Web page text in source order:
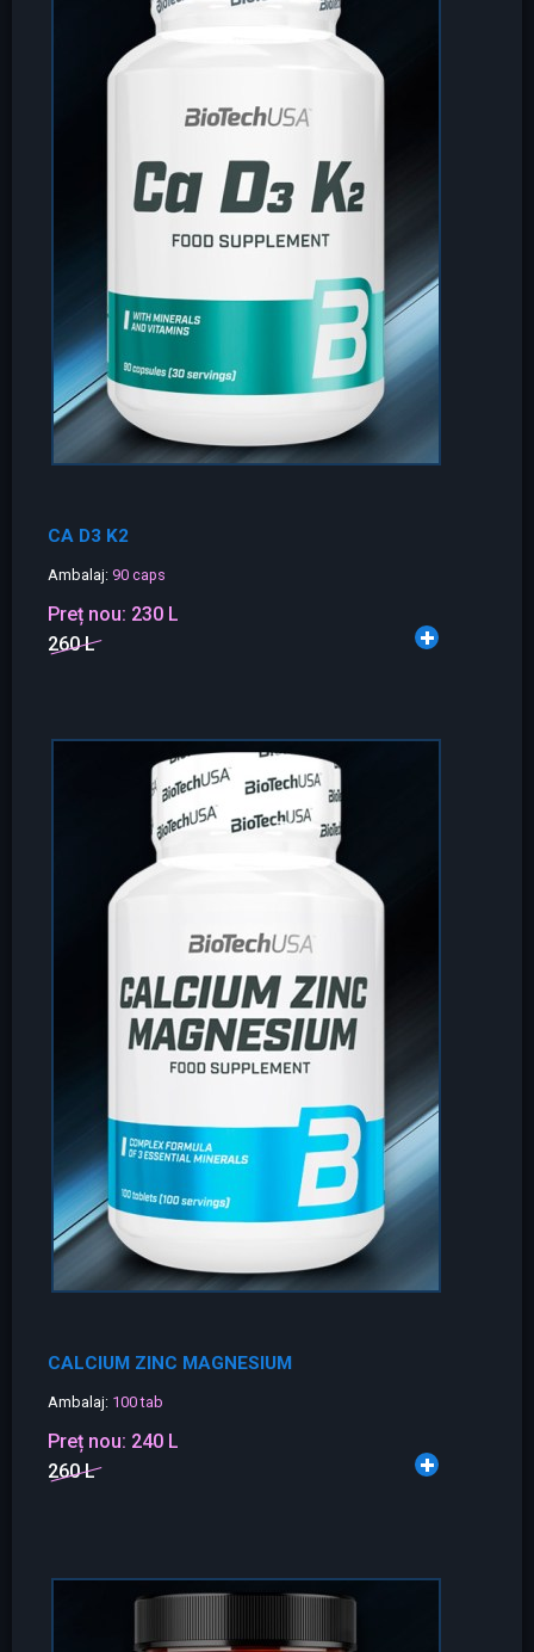
CA D3 K2
Ambalaj: 90 caps
Preț nou: 230 L
260 L
CALCIUM ZINC MAGNESIUM
Ambalaj: 100 tab
Preț nou: 240 L
260 L